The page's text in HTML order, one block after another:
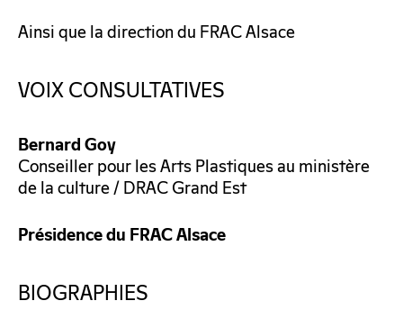
Ainsi que la direction du FRAC Alsace
VOIX CONSULTATIVES
Bernard Goy
Conseiller pour les Arts Plastiques au ministère
de la culture / DRAC Grand Est
Présidence du FRAC Alsace
BIOGRAPHIES